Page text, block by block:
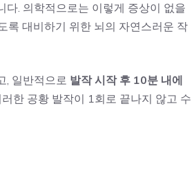
다. 의학적으로는 이렇게 증상이 없을
록 대비하기 위한 뇌의 자연스러운 작
, 일반적으로 발작 시작 후 10분 내에
한 공황 발작이 1회로 끝나지 않고 수